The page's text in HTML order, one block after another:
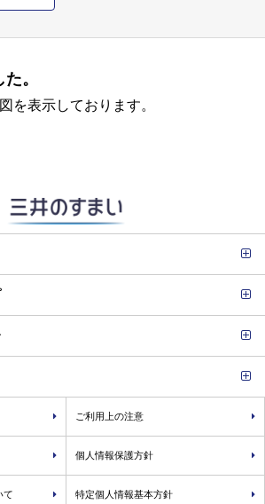
。
を表示しております。
ご利用上の注意
個人情報保護方針
て 特定個人情報基本方針